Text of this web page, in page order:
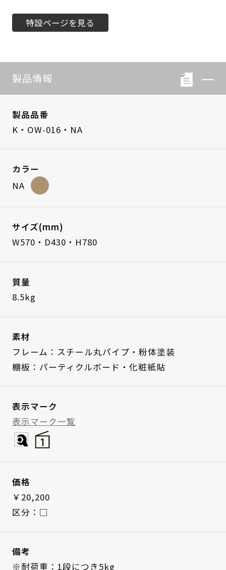
特設ページを見る
製品情報
製品品番
K・OW-016・NA
カラー
NA
サイズ(mm)
W570・D430・H780
質量
8.5kg
素材
フレーム：スチール丸パイプ・粉体塗装
棚板：パーティクルボード・化粧紙貼
表示マーク
表示マーク一覧
価格
￥20,200
区分：□
備考
※耐荷重：1段につき5kg